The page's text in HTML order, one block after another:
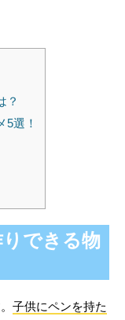
？
5選！
できる物
子供にペンを持た